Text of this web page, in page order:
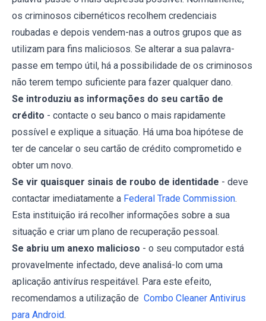
os criminosos cibernéticos recolhem credenciais
roubadas e depois vendem-nas a outros grupos que as
utilizam para fins maliciosos. Se alterar a sua palavra-
passe em tempo útil, há a possibilidade de os criminosos
não terem tempo suficiente para fazer qualquer dano.
Se introduziu as informações do seu cartão de
crédito - contacte o seu banco o mais rapidamente
possível e explique a situação. Há uma boa hipótese de
ter de cancelar o seu cartão de crédito comprometido e
obter um novo.
Se vir quaisquer sinais de roubo de identidade - deve
contactar imediatamente a Federal Trade Commission.
Esta instituição irá recolher informações sobre a sua
situação e criar um plano de recuperação pessoal.
Se abriu um anexo malicioso - o seu computador está
provavelmente infectado, deve analisá-lo com uma
aplicação antivírus respeitável. Para este efeito,
recomendamos a utilização de Combo Cleaner Antivirus
para Android.